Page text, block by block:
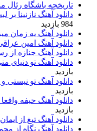
تاریخچه باشگاه رئال
دانلود آهنگ نازنینا
984 بازدید
دانلود آهنگ یه زمان
دانلود آهنگ امین
دانلود آهنگ جنازه از
دانلود آهنگ تو دنیای
بازدید
دانلود آهنگ تو
بازدید
دانلود آهنگ حیفه
بازدید
دانلود آهنگ تیغ از
دانلود آهنگ نگاه از